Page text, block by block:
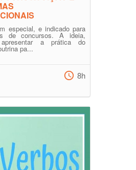
especial, e indicado para
de concursos. A ideia,
a prática do
pa...
8h